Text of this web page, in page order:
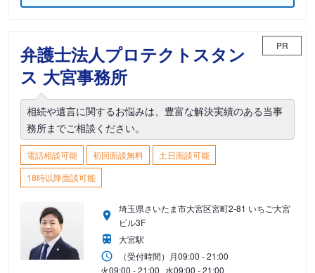
弁護士法人プロテクトスタン
ス 大宮事務所
PR
相続や遺言に関するお悩みは、豊富な解決実績のある当事
務所までご相談ください。
電話相談可能 初回面談無料
土日面談可能
18時以降面談可能
埼玉県さいたま市大宮区宮町2-81 いちご大宮
ビル3F
大宮駅
（受付時間） 月09:00 - 21:00
火09:00 - 21:00 水09:00 - 21:00